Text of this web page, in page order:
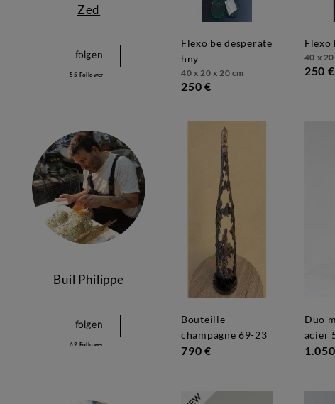
Zed
folgen
55 Follower !
flexo be desperate
hny
40 x 20 x 20 cm
250 €
40 x
250 €
Buil Philippe
folgen
62 Follower !
bouteille
champagne 69-23
790 €
duo muse bronze
acier